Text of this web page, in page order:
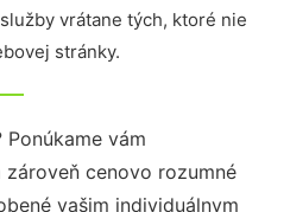
vrátane tých, ktoré nie
stránky.
Ponúkame vám
cenovo rozumné
vašim individuálnym